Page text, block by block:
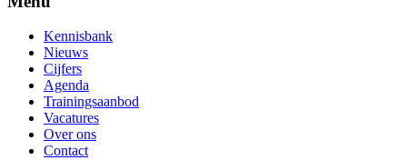
Kennisbank
Nieuws
Cijfers
Agenda
Trainingsaanbod
Vacatures
Over ons
Contact